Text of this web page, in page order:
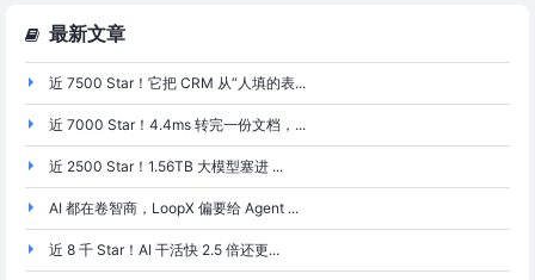
最新文章
近 7500 Star！它把 CRM 从“人填的表...
近 7000 Star！4.4ms 转完一份文档，...
近 2500 Star！1.56TB 大模型塞进 ...
AI 都在卷智商，LoopX 偏要给 Agent ...
近 8 千 Star！AI 干活快 2.5 倍还更...